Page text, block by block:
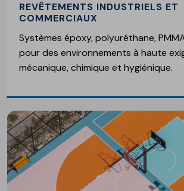
REVÊTEMENTS INDUSTRIELS ET
COMMERCIAUX
Systèmes époxy, polyuréthane,
pour des environnements à haute
mécanique, chimique et hygiénique.